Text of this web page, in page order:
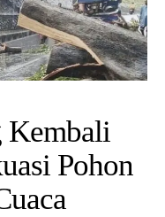
Kembali
Pohon